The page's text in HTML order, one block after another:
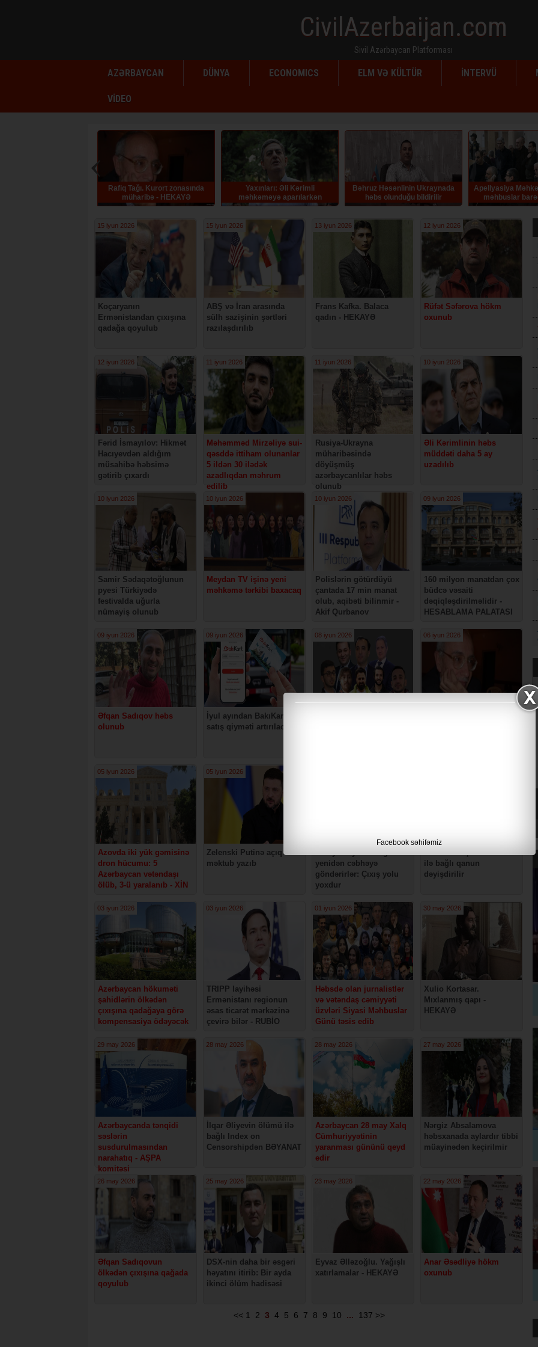
CivilAzerbaijan.com
Sivil Azərbaycan Platforması
AZƏRBAYCAN DÜNYA ECONOMICS ELM VƏ KÜLTÜR İNTERVÜ
VİDEO
Yaxınları: Əli Kərimli
məhkəməyə aparılarkən
huşunu itirib
Bəhruz Həsənlinin Ukraynada
həbs olunduğu bildirilir
Apellyasiya Məhkəməsi erməni
məhbuslar barədə hökmü
qüvvədə saxlayıb
Rafiq
15 iyun 2026
Koçaryanın
Ermənistandan çıxışına
qadağa qoyulub
15 iyun 2026
ABŞ və İran arasında
sülh sazişinin şərtləri
razılaşdırılıb
13 iyun 2026
Frans Kafka. Balaca
qadın - HEKAYƏ
12 iyun 2026
Rüfət Səfərova hökm
oxunub
12 iyun 2026
Fərid İsmayılov: Hikmət
Hacıyevdən aldığım
müsahibə həbsimə
gətirib çıxardı
11 iyun 2026
Məhəmməd Mirzəliyə sui-
qəsddə ittiham olunanlar
5 ildən 30 ilədək
azadlıqdan məhrum
edilib
11 iyun 2026
Rusiya-Ukrayna
müharibəsində
döyüşmüş
azərbaycanlılar həbs
olunub
10 iyun 2026
Əli Kərimlinin həbs
müddəti daha 5 ay
uzadılıb
10 iyun 2026
Samir Sədaqətoğlunun
pyesi Türkiyədə
festivalda uğurla
nümayiş olunub
10 iyun 2026
Meydan TV işinə yeni
məhkəmə tərkibi baxacaq
10 iyun 2026
Polislərin götürdüyü
çantada 17 min manat
olub, aqibəti bilinmir -
Akif Qurbanov
09 iyun 2026
160 milyon manatdan çox
büdcə vəsaiti
dəqiqləşdirilməlidir -
HESABLAMA PALATASI
09 iyun 2026
Əfqan Sadıqov həbs
olunub
09 iyun 2026
İyul ayından BakıKartın
satış qiyməti artırılacaq
08 iyun 2026 06 iyun 2026
05 iyun 2026
Azovda iki yük gəmisinə
dron hücumu: 5
Azərbaycan vətəndaşı
ölüb, 3-ü yaralanıb - XİN
05 iyun 2026
Zelenski Putinə açıq
məktub yazıb
yenidən cəbhəyə
göndərirlər: Çıxış yolu
yoxdur
ilə bağlı qanun
dəyişdirilir
03 iyun 2026
Azərbaycan hökuməti
şahidlərin ölkədən
çıxışına qadağaya görə
kompensasiya ödəyəcək
03 iyun 2026
TRIPP layihəsi
Ermənistanı regionun
əsas ticarət mərkəzinə
çevirə bilər - RUBİO
01 iyun 2026
Həbsdə olan jurnalistlər
və vətəndaş cəmiyyəti
üzvləri Siyasi Məhbuslar
Günü təsis edib
30 may 2026
Xulio Kortasar.
Mıxlanmış qapı -
HEKAYƏ
29 may 2026
Azərbaycanda tənqidi
səslərin
susdurulmasından
narahatıq - AŞPA
komitəsi
28 may 2026
İlqar Əliyevin ölümü ilə
bağlı Index on
Censorshipdən BƏYANAT
28 may 2026
Azərbaycan 28 may Xalq
Cümhuriyyətinin
yaranması gününü qeyd
edir
27 may 2026
Nərgiz Absalamova
həbsxanada aylardır tibbi
müayinədən keçirilmir
26 may 2026
Əfqan Sadıqovun
ölkədən çıxışına qağada
qoyulub
25 may 2026
DSX-nin daha bir əsgəri
həyatını itirib: Bir ayda
ikinci ölüm hadisəsi
23 may 2026
Eyvaz Əlləzoğlu. Yağışlı
xatırlamalar - HEKAYƏ
22 may 2026
Anar Əsədliyə hökm
oxunub
<< 1 2 3 4 5 6 7 8 9 10 ... 137 >>
Facebook səhifəmiz